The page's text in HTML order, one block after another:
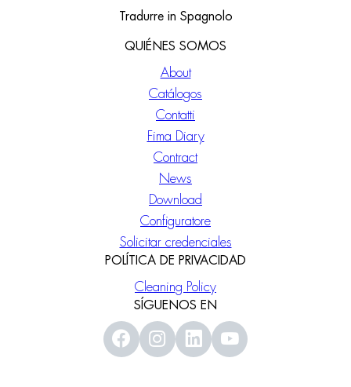
Tradurre in Spagnolo
QUIÉNES SOMOS
About
Catálogos
Contatti
Fima Diary
Contract
News
Download
Configuratore
Solicitar credenciales
POLÍTICA DE PRIVACIDAD
Cleaning Policy
SÍGUENOS EN